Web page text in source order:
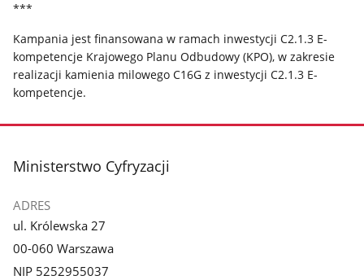
***
Kampania jest finansowana w ramach inwestycji C2.1.3 E-
kompetencje Krajowego Planu Odbudowy (KPO), w zakresie
realizacji kamienia milowego C16G z inwestycji C2.1.3 E-
kompetencje.
stopka
Ministerstwo Cyfryzacji
ADRES
ul. Królewska 27
00-060 Warszawa
NIP 5252955037